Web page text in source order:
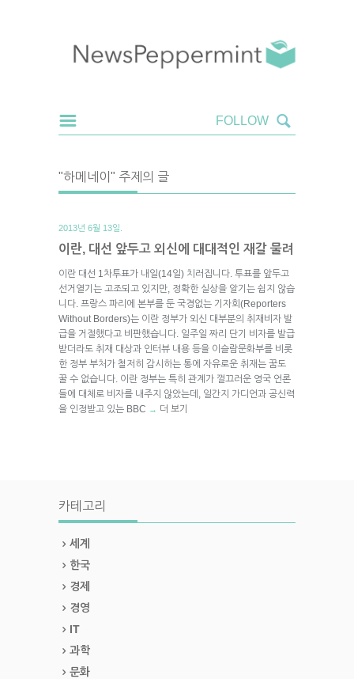
"하메네이" 주제의 글
2013년 6월 13일.
이란, 대선 앞두고 외신에 대대적인 재갈 물려
이란 대선 1차투표가 내일(14일) 치러집니다. 투표를 앞두고
선거열기는 고조되고 있지만, 정확한 실상을 알기는 쉽지 않습
니다. 프랑스 파리에 본부를 둔 국경없는 기자회(Reporters
Without Borders)는 이란 정부가 외신 대부분의 취재비자 발
급을 거절했다고 비판했습니다. 일주일 짜리 단기 비자를 발급
받더라도 취재 대상과 인터뷰 내용 등을 이슬람문화부를 비롯
한 정부 부처가 철저히 감시하는 통에 자유로운 취재는 꿈도
꿀 수 없습니다. 이란 정부는 특히 관계가 껄끄러운 영국 언론
들에 대체로 비자를 내주지 않았는데, 일간지 가디언과 공신력
을 인정받고 있는 BBC → 더 보기
카테고리
세계
한국
경제
경영
IT
과학
문화